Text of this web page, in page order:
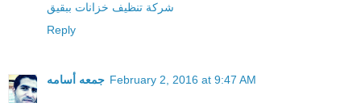
شركة تنظيف خزانات ببقيق
Reply
جمعه أسامه February 2, 2016 at 9:47 AM